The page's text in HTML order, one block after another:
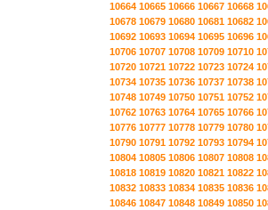
10664 10665 10666 10667 10668
10678 10679 10680 10681 10682
10692 10693 10694 10695 10696
10706 10707 10708 10709 10710
10720 10721 10722 10723 10724
10734 10735 10736 10737 10738
10748 10749 10750 10751 10752
10762 10763 10764 10765 10766
10776 10777 10778 10779 10780
10790 10791 10792 10793 10794
10804 10805 10806 10807 10808
10818 10819 10820 10821 10822
10832 10833 10834 10835 10836
10846 10847 10848 10849 10850